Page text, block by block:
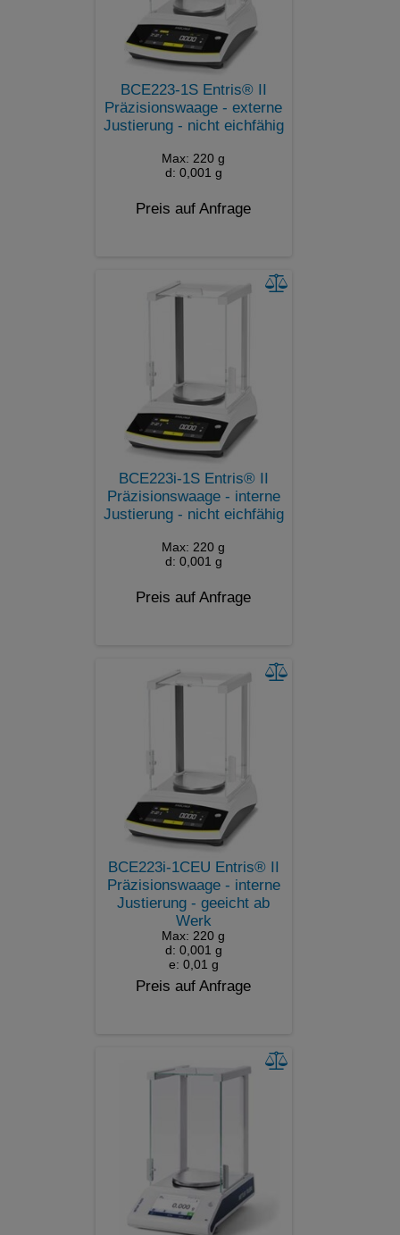
BCE223-1S Entris® II
Präzisionswaage - externe
Justierung - nicht eichfähig
Max: 220 g
d: 0,001 g
Preis auf Anfrage
BCE223i-1S Entris® II
Präzisionswaage - interne
Justierung - nicht eichfähig
Max: 220 g
d: 0,001 g
Preis auf Anfrage
BCE223i-1CEU Entris® II
Präzisionswaage - interne
Justierung - geeicht ab
Werk
Max: 220 g
d: 0,001 g
e: 0,01 g
Preis auf Anfrage